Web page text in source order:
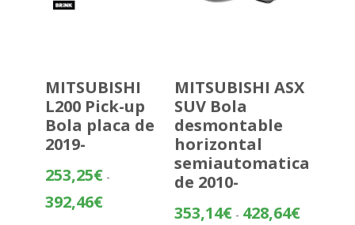
MITSUBISHI
L200 Pick-up
Bola placa de
2019-
253,25€ -
392,46€Rango
MITSUBISHI ASX
SUV Bola
desmontable
horizontal
semiautomatica
de 2010-
353,14€ - 428,64€Rango